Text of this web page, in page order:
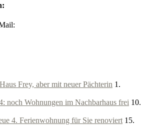
Frey, aber mit neuer Pächterin 1.
noch Wohnungen im Nachbarhaus frei 10.
4. Ferienwohnung für Sie renoviert 15.